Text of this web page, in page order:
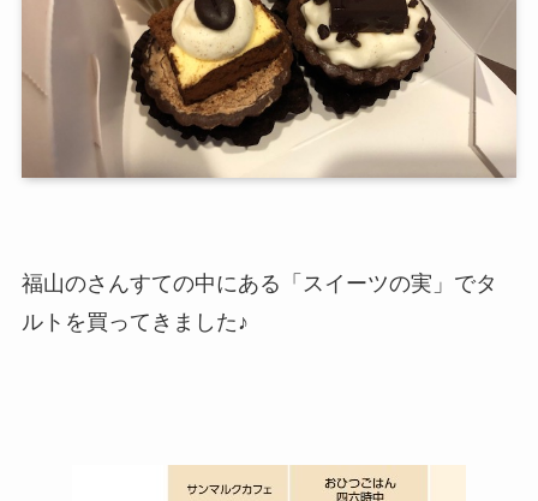
福山のさんすての中にある「スイーツの実」でタ
ルトを買ってきました♪